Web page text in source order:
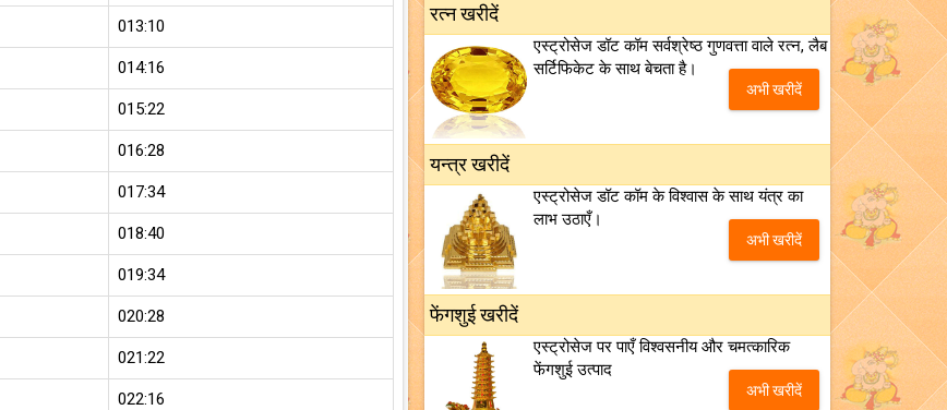
013:10
014:16
015:22
016:28
017:34
018:40
019:34
020:28
021:22
022:16
टैरो साप्ताहिक राशिफल (02 से 08 अगस्त, 2026): जानें 12 राशियों का विस्तृत भविष्यफल!
शनि साढ़े साती और ढैय्या से परेशान हैं? शनि कृपा के लिए अवश्य करें शनिवार व्रत!
रत्न खरीदें
एस्ट्रोसेज डॉट कॉम सर्वश्रेष्ठ गुणवत्ता वाले रत्न, लैब
सर्टिफिकेट के साथ बेचता है।
अभी खरीदें
यन्त्र खरीदें
एस्ट्रोसेज डॉट कॉम के विश्वास के साथ यंत्र का
लाभ उठाएँ।
अभी खरीदें
फेंगशुई खरीदें
एस्ट्रोसेज पर पाएँ विश्वसनीय और चमत्कारिक
फेंगशुई उत्पाद
अभी खरीदें